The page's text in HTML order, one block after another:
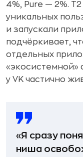
4%, Pure — 2%.
уникальных
и запускали
подчёркивает,
отдельных
«экосистемной»
у VK частично
«Я сразу
ниша